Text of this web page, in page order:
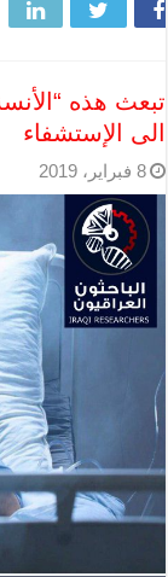
تبعث هذه
الى الإستشفاء
8 فبراير، 2019